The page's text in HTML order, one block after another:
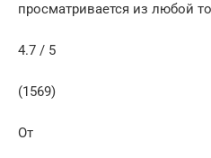
просматривается из любой
4.7 / 5
(1569)
От